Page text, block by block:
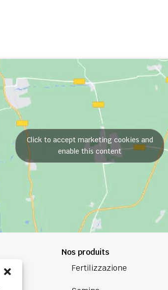
Click to accept marketing cookies and
enable this content
Nos produits
Fertilizzazione